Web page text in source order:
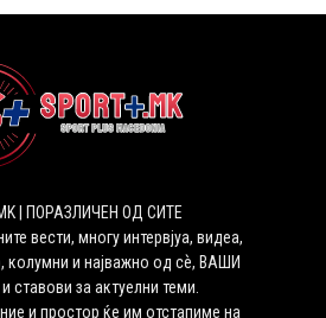
| ПОРАЗЛИЧЕН ОД СИТЕ
вести, многу интервјуа, видеа,
колумни и најважно од сѐ, ВАШИ
ставови за актуелни теми.
и простор ќе им отстапиме на